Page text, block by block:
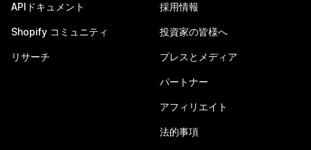
APIドキュメント
Shopify コミュニティ
リサーチ
採用情報
投資家の皆様へ
プレスとメディア
パートナー
アフィリエイト
法的事項